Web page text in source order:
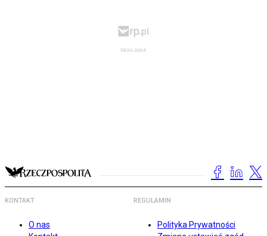
KONTAKT
O nas
REGULAMIN
Polityka Prywatności